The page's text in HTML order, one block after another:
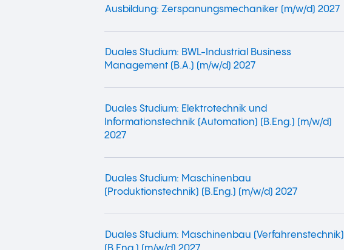
Ausbildung: Zerspanungsmechaniker (m/w/d) 2027
Duales Studium: BWL-Industrial Business
Management (B.A.) (m/w/d) 2027
Duales Studium: Elektrotechnik und
Informationstechnik (Automation) (B.Eng.) (m/w/d)
2027
Duales Studium: Maschinenbau
(Produktionstechnik) (B.Eng.) (m/w/d) 2027
Duales Studium: Maschinenbau (Verfahrenstechnik)